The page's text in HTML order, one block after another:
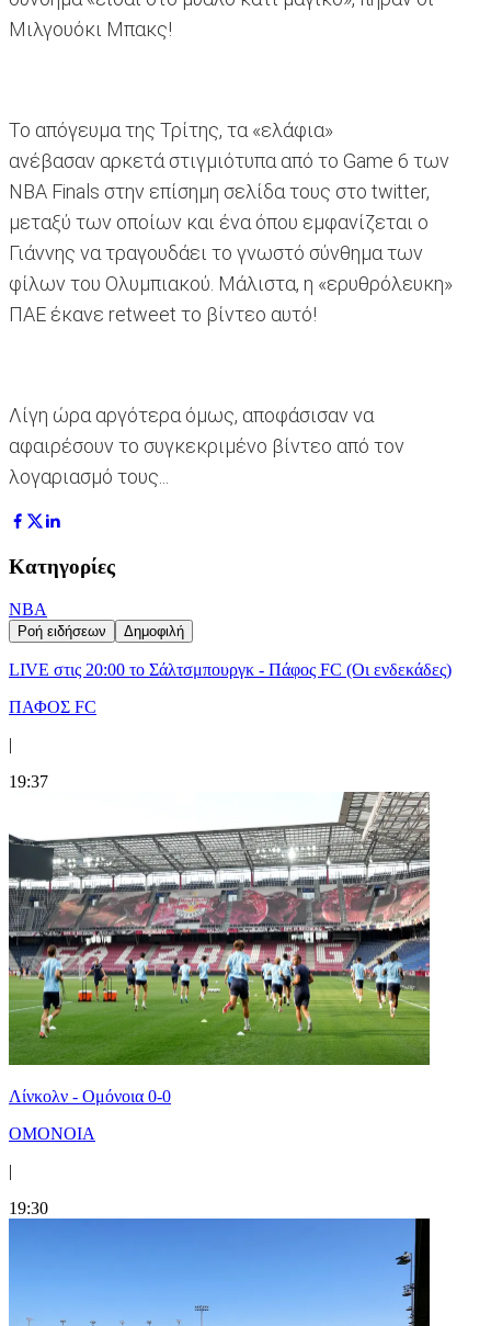
Μιλγουόκι Μπακς!
Το απόγευμα της Τρίτης, τα «ελάφια»
ανέβασαν αρκετά στιγμιότυπα από το Game 6 των
ΝΒΑ Finals στην επίσημη σελίδα τους στο twitter,
μεταξύ των οποίων και ένα όπου εμφανίζεται ο
Γιάννης να τραγουδάει το γνωστό σύνθημα των
φίλων του Ολυμπιακού. Μάλιστα, η «ερυθρόλευκη»
ΠΑΕ έκανε retweet το βίντεο αυτό!
Λίγη ώρα αργότερα όμως, αποφάσισαν να
αφαιρέσουν το συγκεκριμένο βίντεο από τον
λογαριασμό τους...
Κατηγορίες
NBA
Ροή ειδήσεων Δημοφιλή
LIVE στις 20:00 το Σάλτσμπουργκ - Πάφος FC (Οι ενδεκάδες)
ΠΑΦΟΣ FC
|
19:37
Λίνκολν - Ομόνοια 0-0
ΟΜΟΝΟΙΑ
|
19:30